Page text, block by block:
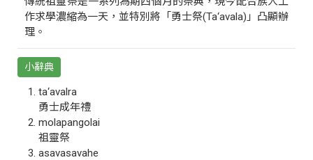
作求學濃縮為一天，並特別將「勇士祭(Ta‘avala)」凸顯辦
理。
小辭典
ta‘avalra
勇士成年禮
molapangolai
祖靈祭
asavasavahe